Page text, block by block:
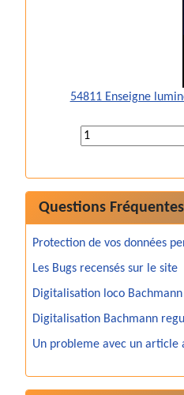
54811 Enseigne
Questions Fréquentes
Protection de vos données
Les Bugs recensés sur le site
Digitalisation loco
Digitalisation Bachmann
Un probleme avec un article